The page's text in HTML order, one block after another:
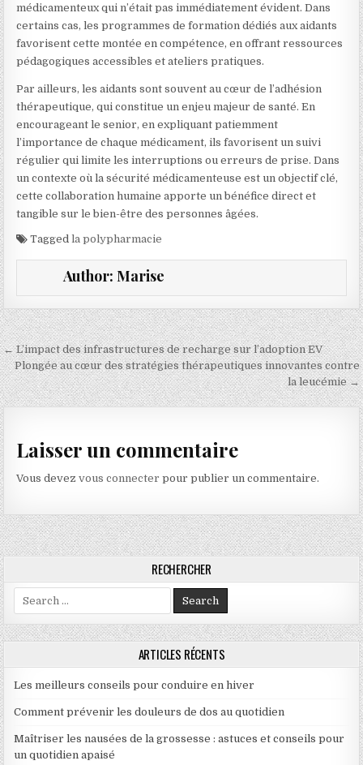
médicamenteux qui n’était pas immédiatement évident. Dans
certains cas, les programmes de formation dédiés aux aidants
favorisent cette montée en compétence, en offrant ressources
pédagogiques accessibles et ateliers pratiques.
Par ailleurs, les aidants sont souvent au cœur de l’adhésion
thérapeutique, qui constitue un enjeu majeur de santé. En
encourageant le senior, en expliquant patiemment
l’importance de chaque médicament, ils favorisent un suivi
régulier qui limite les interruptions ou erreurs de prise. Dans
un contexte où la sécurité médicamenteuse est un objectif clé,
cette collaboration humaine apporte un bénéfice direct et
tangible sur le bien-être des personnes âgées.
Taggedla polypharmacie
Author: Marise
Navigation de l’article
← L’impact des infrastructures de recharge sur l’adoption EV
Plongée au cœur des stratégies thérapeutiques innovantes contre
la leucémie →
Laisser un commentaire
Vous devezvous connecter pour publier un commentaire.
RECHERCHER
Search for:
ARTICLES RÉCENTS
Les meilleurs conseils pour conduire en hiver
Comment prévenir les douleurs de dos au quotidien
Maîtriser les nausées de la grossesse : astuces et conseils pour
un quotidien apaisé